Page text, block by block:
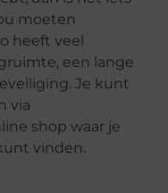
moeten
heeft veel
een lange
Je kunt
via
shop waar je
vinden.